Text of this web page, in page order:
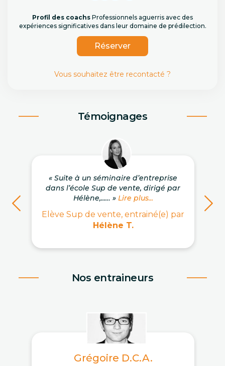
Profil des coachs Professionnels aguerris avec des
expériences significatives dans leur domaine de prédilection.
Réserver
Vous souhaitez être recontacté ?
Témoignages
« Suite à un séminaire d’entreprise
dans l’école Sup de vente, dirigé par
Hélène,...… » Lire plus...
Elève Sup de vente, entrainé(e) par
Hélène T.
Nos entraineurs
Grégoire D.C.A.